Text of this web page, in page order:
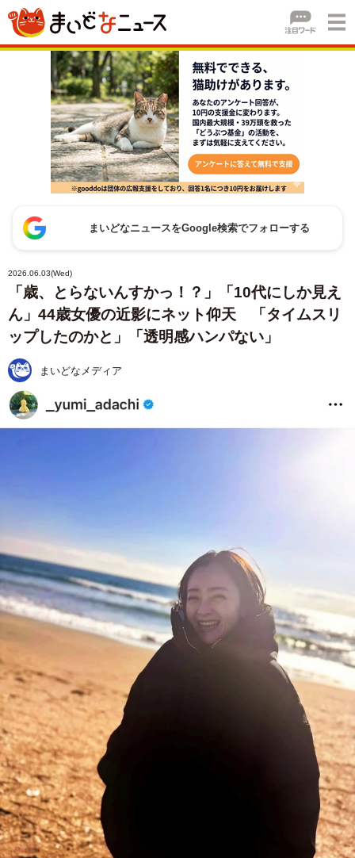
まいどなニュースをGoogle検索でフォローする
2026.06.03(Wed)
「歳、とらないんすかっ！？」「10代にしか見え
ん」44歳女優の近影にネット仰天 「タイムスリ
ップしたのかと」「透明感ハンパない」
まいどなメディア